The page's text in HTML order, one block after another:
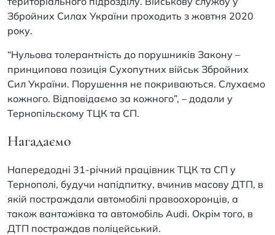
Збройних Силах України проходить з жовтня 2020
року.
“Нульова толерантність до порушників Закону –
принципова позиція Сухопутних військ Збройних
Сил України. Порушення не покриваються. Слухаємо
кожного. Відповідаємо за кожного”, – додали у
Тернопільскому ТЦК та СП.
Нагадаємо
Напередодні 31-річний працівник ТЦК та СП у
Тернополі, будучи напідпитку, вчинив масову ДТП, в
якій постраждали автомобілі правоохоронців, а
також вантажівка та автомобіль Audi. Окрім того, в
ДТП постраждав поліцейський.